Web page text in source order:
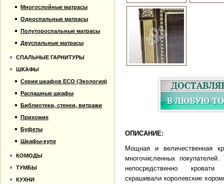
ОПИСАНИЕ:
Мощная и величественная
многочисленных
непосредственно
скрашивали королевские
Многослойные матрасы
Односпальные матрасы
Полутороспальные матрасы
Двуспальные матрасы
СПАЛЬНЫЕ ГАРНИТУРЫ
ШКАФЫ
Серия шкафов ECO (Экология)
Распашные шкафы
Библиотеки, стенки, витражи
Прихожие
Буфеты
Шкафы-купе
КОМОДЫ
ТУМБЫ
КУХНИ